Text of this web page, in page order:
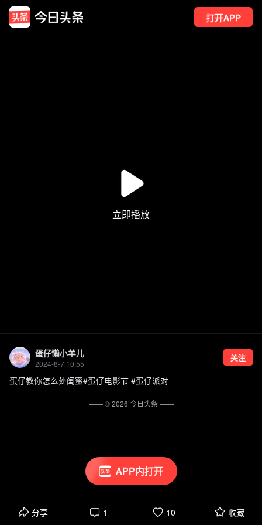
打开APP
APP内打开
蛋仔懒小羊儿
2024-8-7 10:55
关注
蛋仔教你怎么处闺蜜#蛋仔电影节 #蛋仔派对
分享 1 10 收藏
—— ©2026 今日头条——